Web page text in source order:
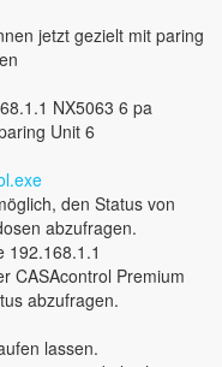
jetzt gezielt mit paring
NX5063 6 pa
Unit 6
den Status von
abzufragen.
192.168.1.1
CASAcontrol Premium
abzufragen.
lassen.